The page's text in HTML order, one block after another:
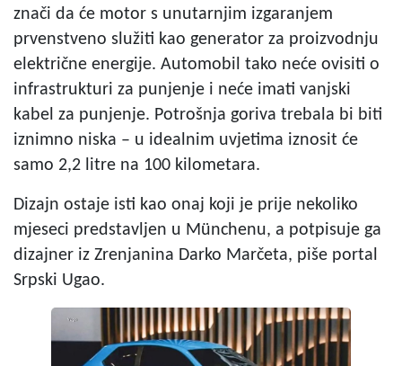
znači da će motor s unutarnjim izgaranjem
prvenstveno služiti kao generator za proizvodnju
električne energije. Automobil tako neće ovisiti o
infrastrukturi za punjenje i neće imati vanjski
kabel za punjenje. Potrošnja goriva trebala bi biti
iznimno niska – u idealnim uvjetima iznosit će
samo 2,2 litre na 100 kilometara.
Dizajn ostaje isti kao onaj koji je prije nekoliko
mjeseci predstavljen u Münchenu, a potpisuje ga
dizajner iz Zrenjanina Darko Marčeta, piše portal
Srpski Ugao.